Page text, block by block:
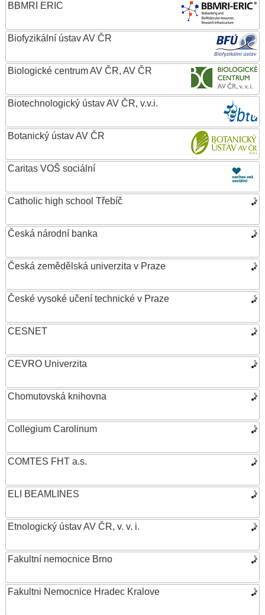
BBMRI ERIC
Biofyzikální ústav AV ČR
Biologické centrum AV ČR, AV ČR
Biotechnologický ústav AV ČR, v.v.i.
Botanický ústav AV ČR
Caritas VOŠ sociální
Catholic high school Třebíč
Česká národní banka
Česká zemědělská univerzita v Praze
České vysoké učení technické v Praze
CESNET
CEVRO Univerzita
Chomutovská knihovna
Collegium Carolinum
COMTES FHT a.s.
ELI BEAMLINES
Etnologický ústav AV ČR, v. v. i.
Fakultní nemocnice Brno
Fakultni Nemocnice Hradec Kralove